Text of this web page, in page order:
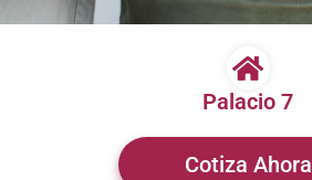
Palacio 7
Cotiza Ahora